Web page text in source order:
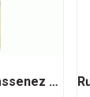
Rượu Brandy Massenez Kirsch Vieux Cherry